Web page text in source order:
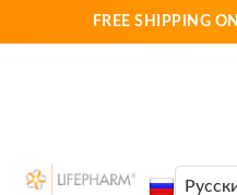
FREE SHIPPING